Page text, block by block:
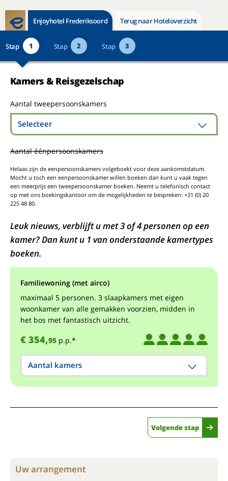
Enjoyhotel Frederiksoord Terug naar Hoteloverzicht
Stap 1 Stap 2 Stap 3
Kamers & Reisgezelschap
Aantal tweepersoonskamers
Selecteer
Aantal éénpersoonskamers
Helaas zijn de eenpersoonskamers volgeboekt voor deze aankomstdatum.
Mocht u toch een eenpersoonskamer willen boeken dan kunt u vaak tegen
een meerprijs een tweepersoonskamer boeken. Neemt u telefonisch contact
op met ons boekingskantoor om de mogelijkheden te bespreken: +31 (0) 20
225 48 80.
Leuk nieuws, verblijft u met 3 of 4 personen op een
kamer? Dan kunt u 1 van onderstaande kamertypes
boeken.
Familiewoning (met airco)
maximaal 5 personen. 3 slaapkamers met eigen
woonkamer van alle gemakken voorzien, midden in
het bos met fantastisch uitzicht.
€ 354,95 p.p.*
Aantal kamers
Volgende stap
Uw arrangement